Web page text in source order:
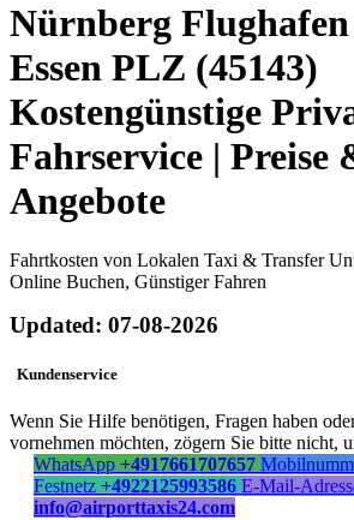
Nürnberg
Essen PLZ (45143)
Kostengünstige
Fahrservice | Preise
Angebote
Fahrtkosten von Lokalen Taxi & Transfer
Online Buchen, Günstiger Fahren
Updated: 07-08-2026
Kundenservice
Wenn Sie Hilfe benötigen, Fragen haben
vornehmen möchten, zögern Sie bitte nicht,
WhatsApp +4917661707657
Festnetz +4922125993586 E-Mail-
info@airporttaxis24.com